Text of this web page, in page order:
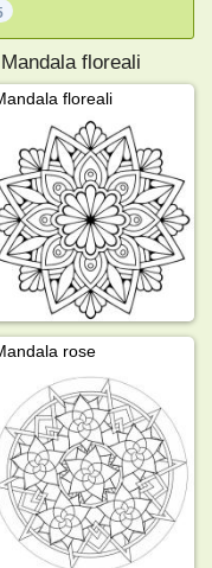
floreali
floreali
rose